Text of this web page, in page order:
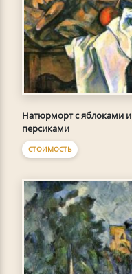
Натюрморт с яблоками и
персиками
СТОИМОСТЬ